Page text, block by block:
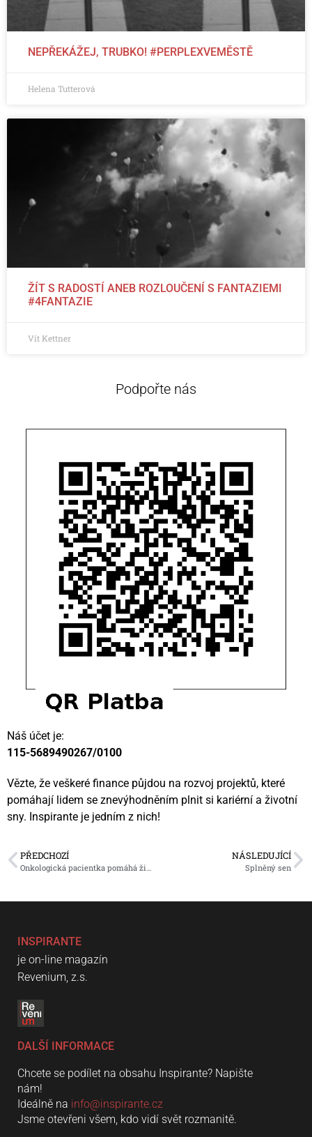
NEPŘEKÁŽEJ, TRUBKO! #PERPLEXVEMĚSTĚ
Helena Tutterová
ŽÍT S RADOSTÍ ANEB ROZLOUČENÍ S FANTAZIEMI
#4FANTAZIE
Vít Kettner
Podpořte nás
Náš účet je:
115-5689490267/0100
Vězte, že veškeré finance půjdou na rozvoj projektů, které
pomáhají lidem se znevýhodněním plnit si kariérní a životní
sny. Inspirante je jedním z nich!
PŘEDCHOZÍ NÁSLEDUJÍCÍ
Splněný sen
INSPIRANTE
je on-line magazín
Revenium, z.s.
DALŠÍ INFORMACE
Chcete se podílet na obsahu Inspirante? Napište
nám!
Ideálně na info@inspirante.cz
Jsme otevřeni všem, kdo vidí svět rozmanitě.